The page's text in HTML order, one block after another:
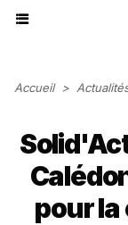
Accueil >
pour la